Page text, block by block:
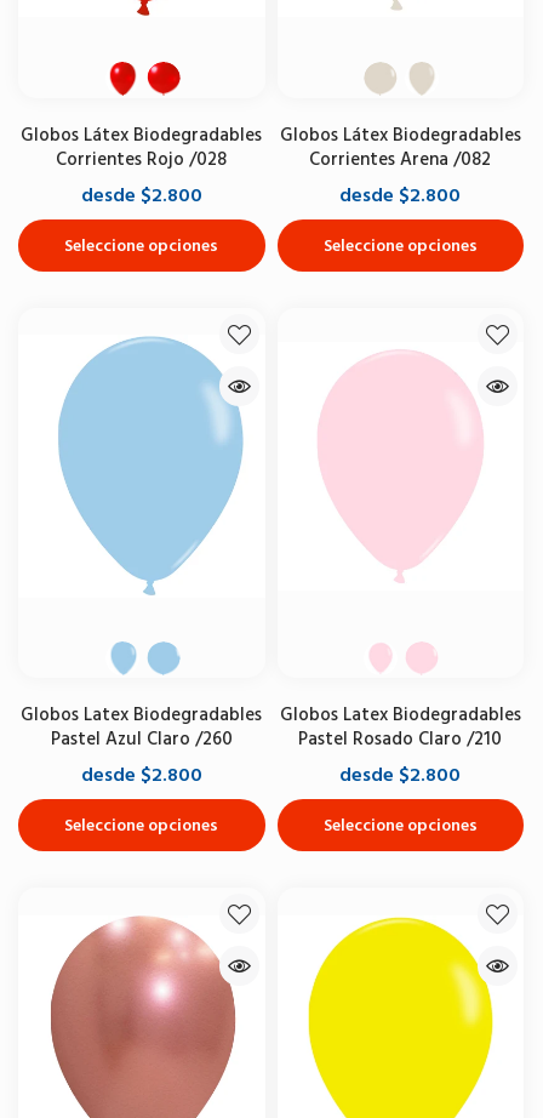
Globos Látex Biodegradables
Corrientes Rojo /028
desde $2.800
Seleccione opciones
Globos Látex Biodegradables
Corrientes Arena /082
desde $2.800
Seleccione opciones
Globos Latex Biodegradables
Pastel Azul Claro /260
desde $2.800
Seleccione opciones
Globos Latex Biodegradables
Pastel Rosado Claro /210
desde $2.800
Seleccione opciones